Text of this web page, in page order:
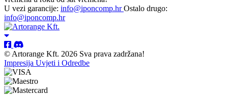
U vezi garancije: info@iponcomp.hrOstalo drugo:
info@iponcomp.hr
© Artorange Kft. 2026 Sva prava zadržana!
Impresija Uvjeti i Odredbe